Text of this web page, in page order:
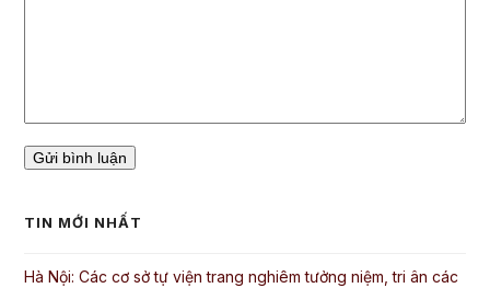
TIN MỚI NHẤT
Hà Nội: Các cơ sở tự viện trang nghiêm tưởng niệm, tri ân các